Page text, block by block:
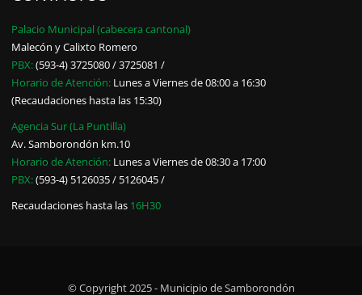
Palacio Municipal (cabecera cantonal)
Malecón y Calixto Romero
PBX:(593-4) 3725080 / 3725081 /
Horario de Atención: Lunes a Viernes de 08:00 a 16:30
(Recaudaciones hasta las 15:30)
Agencia Sur (La Puntilla)
Av. Samborondón km.10
Horario de Atención: Lunes a Viernes de 08:30 a 17:00
PBX:(593-4) 5126035 / 5126045 /
Recaudaciones hasta las 16H30
© Copyright 2025 - Municipio de Samborondón